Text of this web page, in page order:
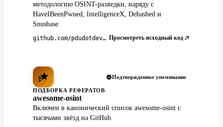
методологию OSINT-разведки, наряду с
HaveIBeenPwned, IntelligenceX, Dehashed и
Snusbase.
github.com/pdudotdev/ofm Просмотреть исходный код
Подтвержденное упоминание
ПОДБОРКА РЕФЕРАТОВ
awesome-osint
Включен в канонический список awesome-osint с
тысячами звёзд на GitHub.